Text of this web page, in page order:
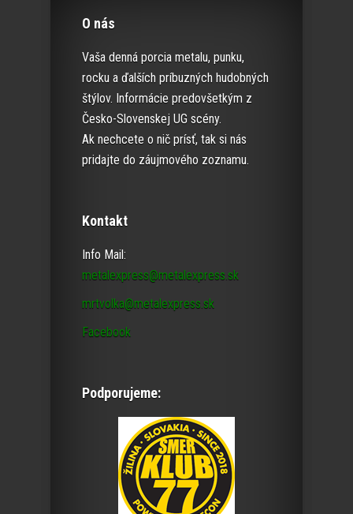
O nás
Vaša denná porcia metalu, punku,
rocku a ďalších príbuzných hudobných
štýlov. Informácie predovšetkým z
Česko-Slovenskej UG scény.
Ak nechcete o nič prísť, tak si nás
pridajte do záujmového zoznamu.
Kontakt
Info Mail:
metalexpress@metalexpress.sk
mrtvolka@metalexpress.sk
Facebook
Podporujeme: